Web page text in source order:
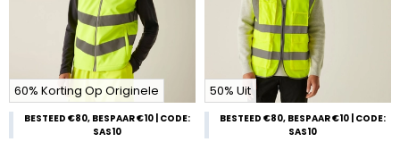
60% Korting Op Originele
BESTEED €80, BESPAAR €10 | CODE:
SAS10
50% Uit
BESTEED €80, BESPAAR €10 | CODE:
SAS10